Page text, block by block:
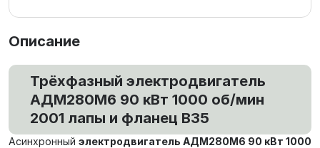
Описание
Трёхфазный электродвигатель
АДМ280М6 90 кВт 1000 об/мин
2001 лапы и фланец В35
Асинхронный электродвигатель АДМ280М6 90 кВт 1000